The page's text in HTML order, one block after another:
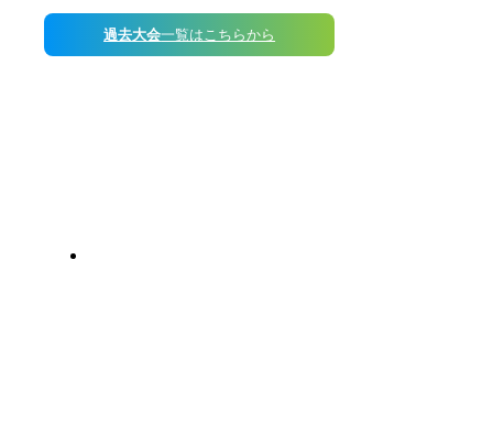
過去大会一覧はこちらから